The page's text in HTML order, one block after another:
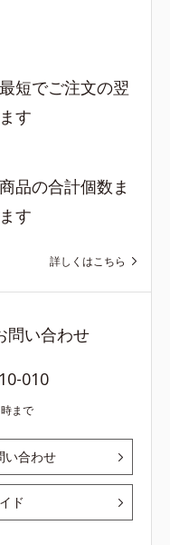
短でご注文の翌
す
品の合計個数ま
す
詳しくはこちら
問い合わせ
010
まで
い合わせ
ド